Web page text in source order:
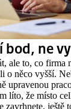
bod, ne
ale to, co firma
o něco vyšší.
upravenou
líto, že místo
zavrhnete, ještě